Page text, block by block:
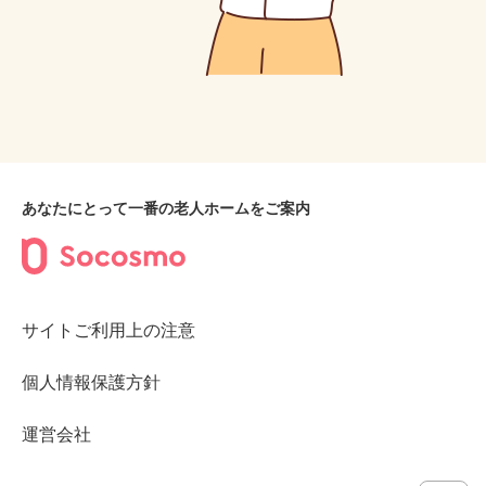
あなたにとって一番の老人ホームをご案内
サイトご利用上の注意
個人情報保護方針
運営会社